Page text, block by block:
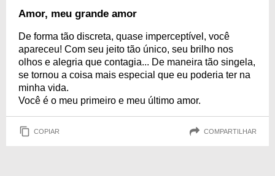
Amor, meu grande amor
De forma tão discreta, quase imperceptível, você
apareceu! Com seu jeito tão único, seu brilho nos
olhos e alegria que contagia... De maneira tão singela,
se tornou a coisa mais especial que eu poderia ter na
minha vida.
Você é o meu primeiro e meu último amor.
COPIAR COMPARTILHAR